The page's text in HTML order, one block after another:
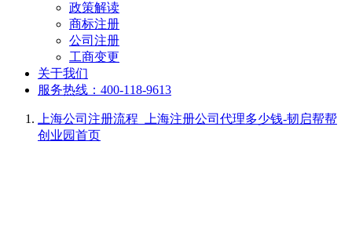
政策解读
商标注册
公司注册
工商变更
关于我们
服务热线：400-118-9613
上海公司注册流程_上海注册公司代理多少钱-韧启帮帮
创业园首页